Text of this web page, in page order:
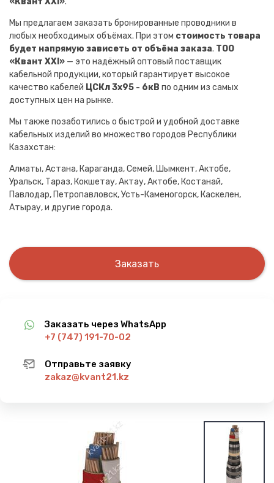
Мы предлагаем заказать бронированные проводники в
любых необходимых объёмах. При этом стоимость товара
будет напрямую зависеть от объёма заказа. ТОО
«Квант XXI» — это надёжный оптовый поставщик
кабельной продукции, который гарантирует высокое
качество кабелей ЦСКл 3х95 - 6кВ по одним из самых
доступных цен на рынке.
Мы также позаботились о быстрой и удобной доставке
кабельных изделий во множество городов Республики
Казахстан:
Алматы, Астана, Караганда, Семей, Шымкент, Актобе,
Уральск, Тараз, Кокшетау, Актау, Актобе, Костанай,
Павлодар, Петропавловск, Усть-Каменогорск, Каскелен,
Атырау, и другие города.
Заказать
Заказать через WhatsApp
+7 (747) 191-70-02
Отправьте заявку
zakaz@kvant21.kz